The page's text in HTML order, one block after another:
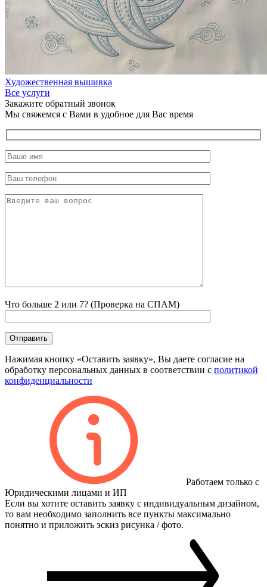
Художественная вышивка
Все услуги
Закажите обратный звонок
Мы свяжемся с Вами в удобное для Вас время
Что больше 2 или 7? (Проверка на СПАМ)
Нажимая кнопку «Оставить заявку», Вы даете согласие на
обработку персональных данных в соответствии с политикой
конфиденциальности
Работаем только с
Юридическими лицами и ИП
Если вы хотите оставить заявку с индивидуальным дизайном,
то вам необходимо заполнить все пункты максимально
понятно и приложить эскиз рисунка / фото.